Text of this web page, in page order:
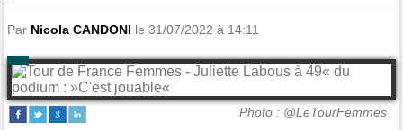
Par Nicola CANDONI le 31/07/2022 à 14:11
Photo : @LeTourFemmes